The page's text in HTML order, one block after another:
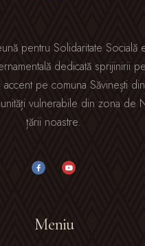
pentru Solidaritate Socială
dedicată sprijinirii
pe comuna Săvinești
vulnerabile din zona de
țării noastre.
Meniu